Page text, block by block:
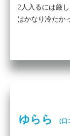
2人入るには厳
はかなり冷たか
ゆらら （